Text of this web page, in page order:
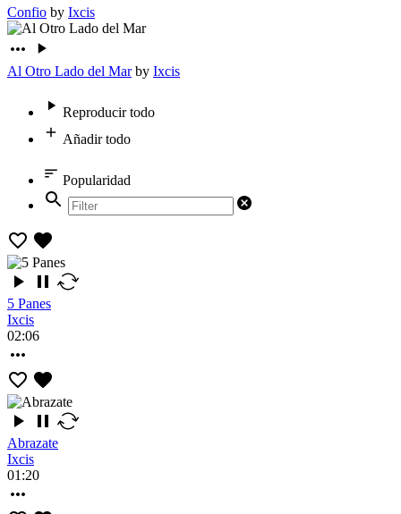
Confio by Ixcis
Al Otro Lado del Mar by Ixcis
Reproducir todo
Añadir todo
Popularidad
5 Panes
Ixcis
02:06
Abrazate
Ixcis
01:20